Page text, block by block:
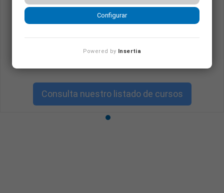
"Cursos con prácticas en empresas:
Consulta nuestro listado de cursos
Configurar
Powered by Insertia